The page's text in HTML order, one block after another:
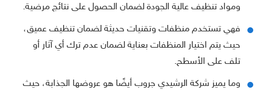
ومواد تنظيف عالية الجودة لضمان الحصول على نتائج مرضية.
فهي تستخدم منظفات وتقنيات حديثة لضمان تنظيف عميق،
حيث يتم اختيار المنظفات بعناية لضمان عدم ترك أي آثار أو
تلف على الأسطح.
وما يميز شركة الرشيدي جروب أيضًا هو عروضها الجذابة، حيث